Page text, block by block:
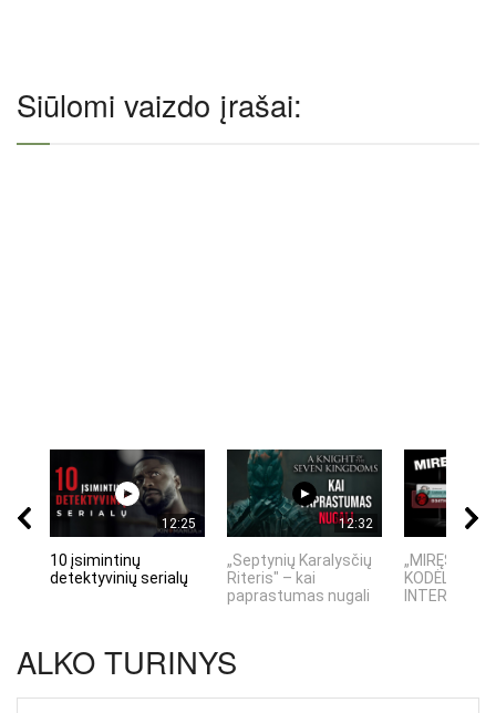
Siūlomi vaizdo įrašai:
12:25
10 įsimintinų
detektyvinių serialų
12:32
„Septynių Karalysčių
Riteris" – kai
paprastumas nugali
„MIRĘS
KODĖL
INTERNETO
ALKO TURINYS